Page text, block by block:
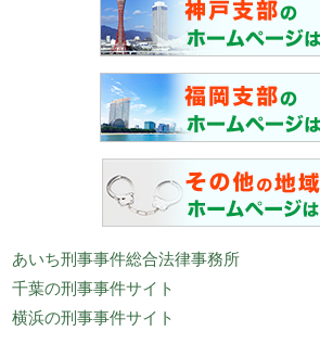
あいち刑事事件総合法律事務所
千葉の刑事事件サイト
横浜の刑事事件サイト